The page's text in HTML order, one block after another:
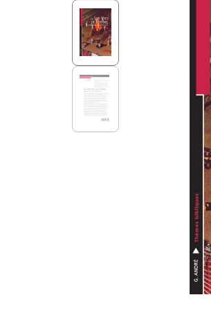
Nouveaux Testaments
Évangiles
Autres extraits
+ de 15 ans